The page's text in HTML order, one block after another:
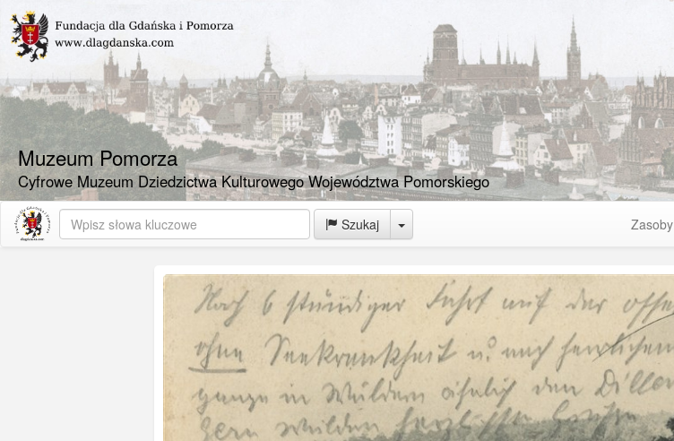
Muzeum Pomorza
Cyfrowe Muzeum Dziedzictwa Kulturowego Województwa Pomorskiego
Szukaj Toggle Dropdown Zasoby